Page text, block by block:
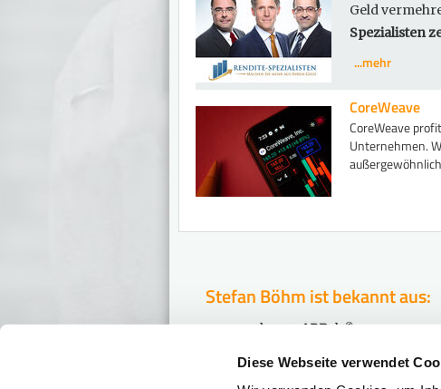
Diese Webseite verwendet
Geld
Spezialisten
...mehr
CoreWeave
CoreWeave
Unternehmen.
Stefan Böhm ist bekannt aus: